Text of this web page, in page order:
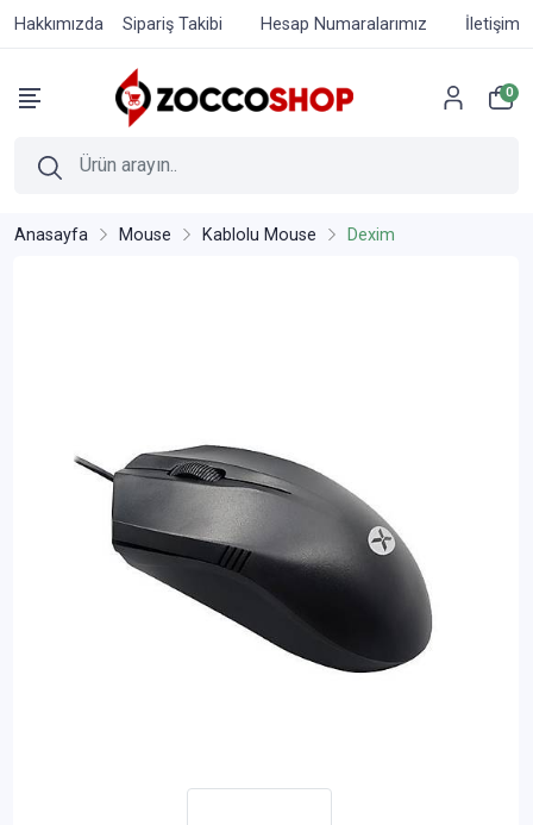
Hakkımızda Sipariş Takibi Hesap Numaralarımız İletişim
0
Anasayfa Mouse Kablolu Mouse Dexim